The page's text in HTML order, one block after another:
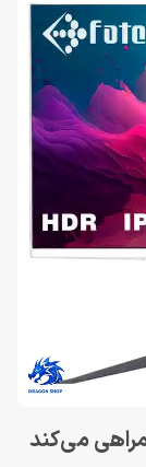
می‌کند